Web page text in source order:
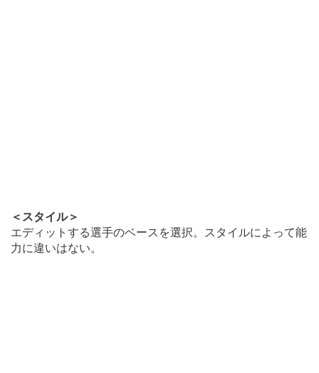
＜スタイル＞
エディットする選手のベースを選択。スタイルによって能
力に違いはない。